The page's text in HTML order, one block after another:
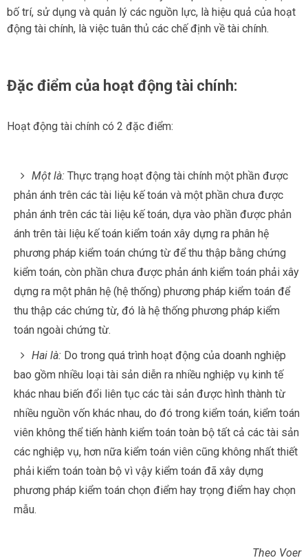
bố trí, sử dụng và quản lý các nguồn lực, là hiệu quả của hoạt
động tài chính, là việc tuân thủ các chế định về tài chính.
Đặc điểm của hoạt động tài chính:
Hoạt động tài chính có 2 đặc điểm:
Một là: Thực trạng hoạt động tài chính một phần được
phản ánh trên các tài liệu kế toán và một phần chưa được
phản ánh trên các tài liệu kế toán, dựa vào phần được phản
ánh trên tài liệu kế toán kiểm toán xây dựng ra phân hệ
phương pháp kiểm toán chứng từ để thu thập bằng chứng
kiểm toán, còn phần chưa được phản ánh kiểm toán phải xây
dựng ra một phân hệ (hệ thống) phương pháp kiểm toán để
thu thập các chứng từ, đó là hệ thống phương pháp kiểm
toán ngoài chứng từ.
Hai là: Do trong quá trình hoạt động của doanh nghiệp
bao gồm nhiều loại tài sản diễn ra nhiều nghiệp vụ kinh tế
khác nhau biến đổi liên tục các tài sản được hình thành từ
nhiều nguồn vốn khác nhau, do đó trong kiểm toán, kiểm toán
viên không thể tiến hành kiểm toán toàn bộ tất cả các tài sản
các nghiệp vụ, hơn nữa kiểm toán viên cũng không nhất thiết
phải kiểm toán toàn bộ vì vậy kiểm toán đã xây dựng
phương pháp kiểm toán chọn điểm hay trọng điểm hay chọn
mẫu.
Theo Voer